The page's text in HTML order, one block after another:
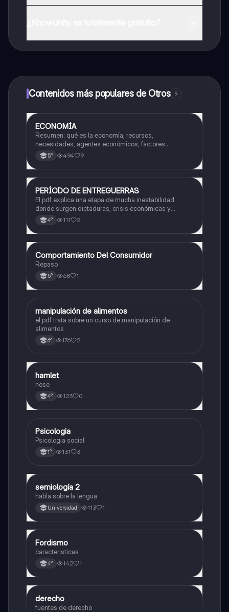
a determinadas funciones.
Contenidos más populares de Otros 9
Otros
ECONOMÍA
Resumen: qué es la economía, recursos,
necesidades, agentes económicos, factores
productivos, oferta y demanda
5° 494 9
Historia
PERÍODO DE ENTREGUERRAS
El pdf explica una etapa de mucha inestabilidad
donde surgen dictaduras, crisis económicas y
tensiones que terminan provocando una guerra a nivel
mundial. También analiza los cambios políticos y
sociales que ocurrieron en ese tiempo.
4° 111 2
Otros
Comportamiento Del Consumidor
Repaso
5° 68 1
Otros
manipulación de alimentos
el pdf trata sobre un curso de manipulación de
alimentos
6° 176 2
Otros
hamlet
nose
4° 123 0
Otros
Psicologia
Psicologia social
1° 131 3
Otros
semiología 2
habla sobre la lengua
Universidad 113 1
Otros
Fordismo
caracteristicas
4° 142 1
Otros
derecho
fuentes de derecho